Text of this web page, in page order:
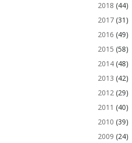
2018 (44)
2017(31)
2016 (49)
2015 (58)
2014(48)
2013 (42)
2012(29)
2011 (40)
2010 (39)
2009 (24)